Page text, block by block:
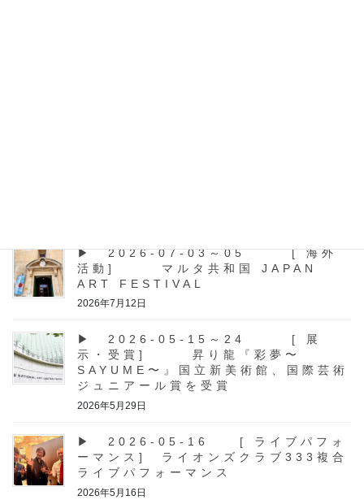
▶ 2026-07-03～05 [ 海外
活動] マルタ共和国 JAPAN
ART FESTIVAL
2026年7月12日
▶ 2026-05-15～24 [ 展
示・受賞] 昇り龍『彩夢〜
SAYUME〜』国立新美術館、国際芸術
ジュニアール賞を受賞
2026年5月29日
▶ 2026-05-16 [ ライブパフォ
ーマンス] ライオンズクラブ333複合
ライブパフォーマンス
2026年5月16日